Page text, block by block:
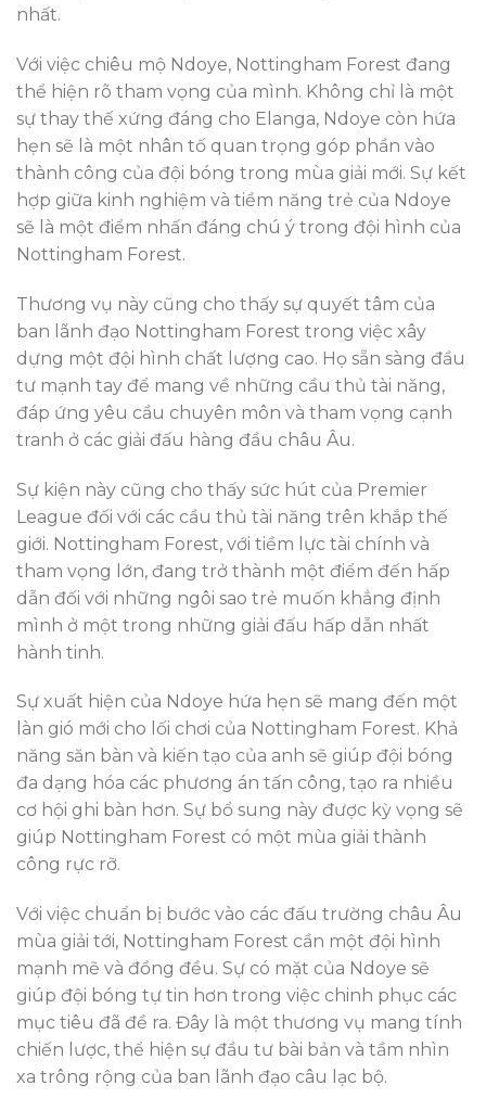
nhất.
Với việc chiêu mộ Ndoye, Nottingham Forest đang
thể hiện rõ tham vọng của mình. Không chỉ là một
sự thay thế xứng đáng cho Elanga, Ndoye còn hứa
hẹn sẽ là một nhân tố quan trọng góp phần vào
thành công của đội bóng trong mùa giải mới. Sự kết
hợp giữa kinh nghiệm và tiềm năng trẻ của Ndoye
sẽ là một điểm nhấn đáng chú ý trong đội hình của
Nottingham Forest.
Thương vụ này cũng cho thấy sự quyết tâm của
ban lãnh đạo Nottingham Forest trong việc xây
dựng một đội hình chất lượng cao. Họ sẵn sàng đầu
tư mạnh tay để mang về những cầu thủ tài năng,
đáp ứng yêu cầu chuyên môn và tham vọng cạnh
tranh ở các giải đấu hàng đầu châu Âu.
Sự kiện này cũng cho thấy sức hút của Premier
League đối với các cầu thủ tài năng trên khắp thế
giới. Nottingham Forest, với tiềm lực tài chính và
tham vọng lớn, đang trở thành một điểm đến hấp
dẫn đối với những ngôi sao trẻ muốn khẳng định
mình ở một trong những giải đấu hấp dẫn nhất
hành tinh.
Sự xuất hiện của Ndoye hứa hẹn sẽ mang đến một
làn gió mới cho lối chơi của Nottingham Forest. Khả
năng săn bàn và kiến tạo của anh sẽ giúp đội bóng
đa dạng hóa các phương án tấn công, tạo ra nhiều
cơ hội ghi bàn hơn. Sự bổ sung này được kỳ vọng sẽ
giúp Nottingham Forest có một mùa giải thành
công rực rỡ.
Với việc chuẩn bị bước vào các đấu trường châu Âu
mùa giải tới, Nottingham Forest cần một đội hình
mạnh mẽ và đồng đều. Sự có mặt của Ndoye sẽ
giúp đội bóng tự tin hơn trong việc chinh phục các
mục tiêu đã đề ra. Đây là một thương vụ mang tính
chiến lược, thể hiện sự đầu tư bài bản và tầm nhìn
xa trông rộng của ban lãnh đạo câu lạc bộ.